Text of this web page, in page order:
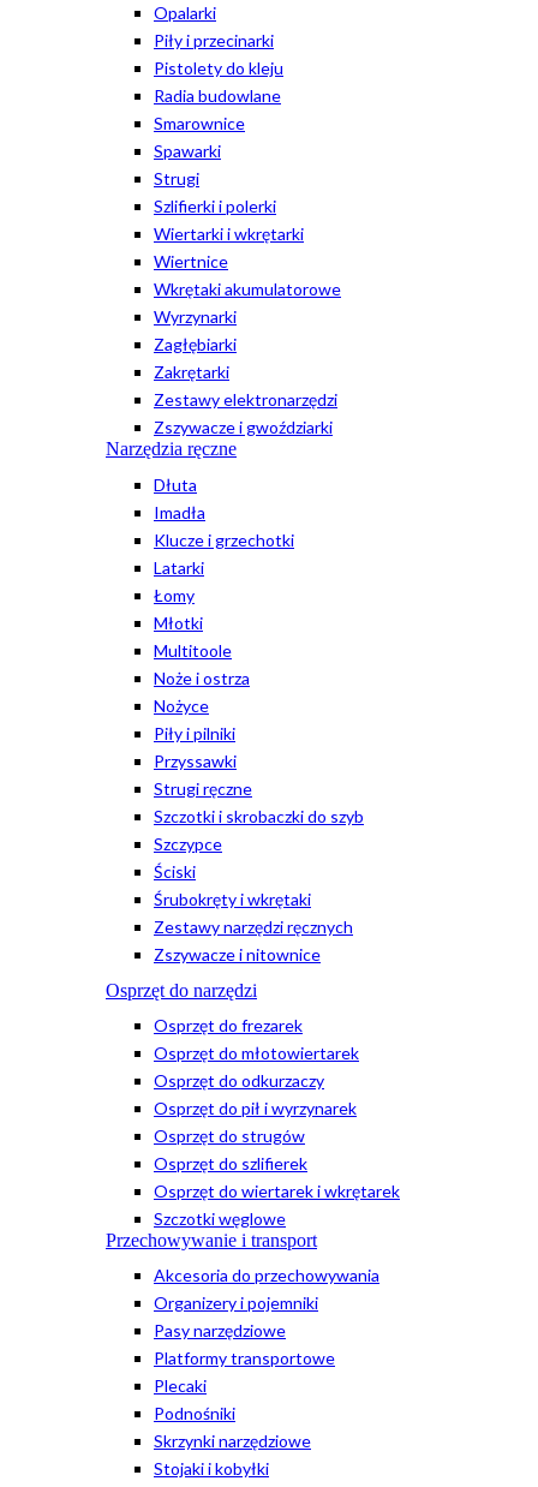
Opalarki
Piły i przecinarki
Pistolety do kleju
Radia budowlane
Smarownice
Spawarki
Strugi
Szlifierki i polerki
Wiertarki i wkrętarki
Wiertnice
Wkrętaki akumulatorowe
Wyrzynarki
Zagłębiarki
Zakrętarki
Zestawy elektronarzędzi
Zszywacze i gwoździarki
Narzędzia ręczne
Dłuta
Imadła
Klucze i grzechotki
Latarki
Łomy
Młotki
Multitoole
Noże i ostrza
Nożyce
Piły i pilniki
Przyssawki
Strugi ręczne
Szczotki i skrobaczki do szyb
Szczypce
Ściski
Śrubokręty i wkrętaki
Zestawy narzędzi ręcznych
Zszywacze i nitownice
Osprzęt do narzędzi
Osprzęt do frezarek
Osprzęt do młotowiertarek
Osprzęt do odkurzaczy
Osprzęt do pił i wyrzynarek
Osprzęt do strugów
Osprzęt do szlifierek
Osprzęt do wiertarek i wkrętarek
Szczotki węglowe
Przechowywanie i transport
Akcesoria do przechowywania
Organizery i pojemniki
Pasy narzędziowe
Platformy transportowe
Plecaki
Podnośniki
Skrzynki narzędziowe
Stojaki i kobyłki